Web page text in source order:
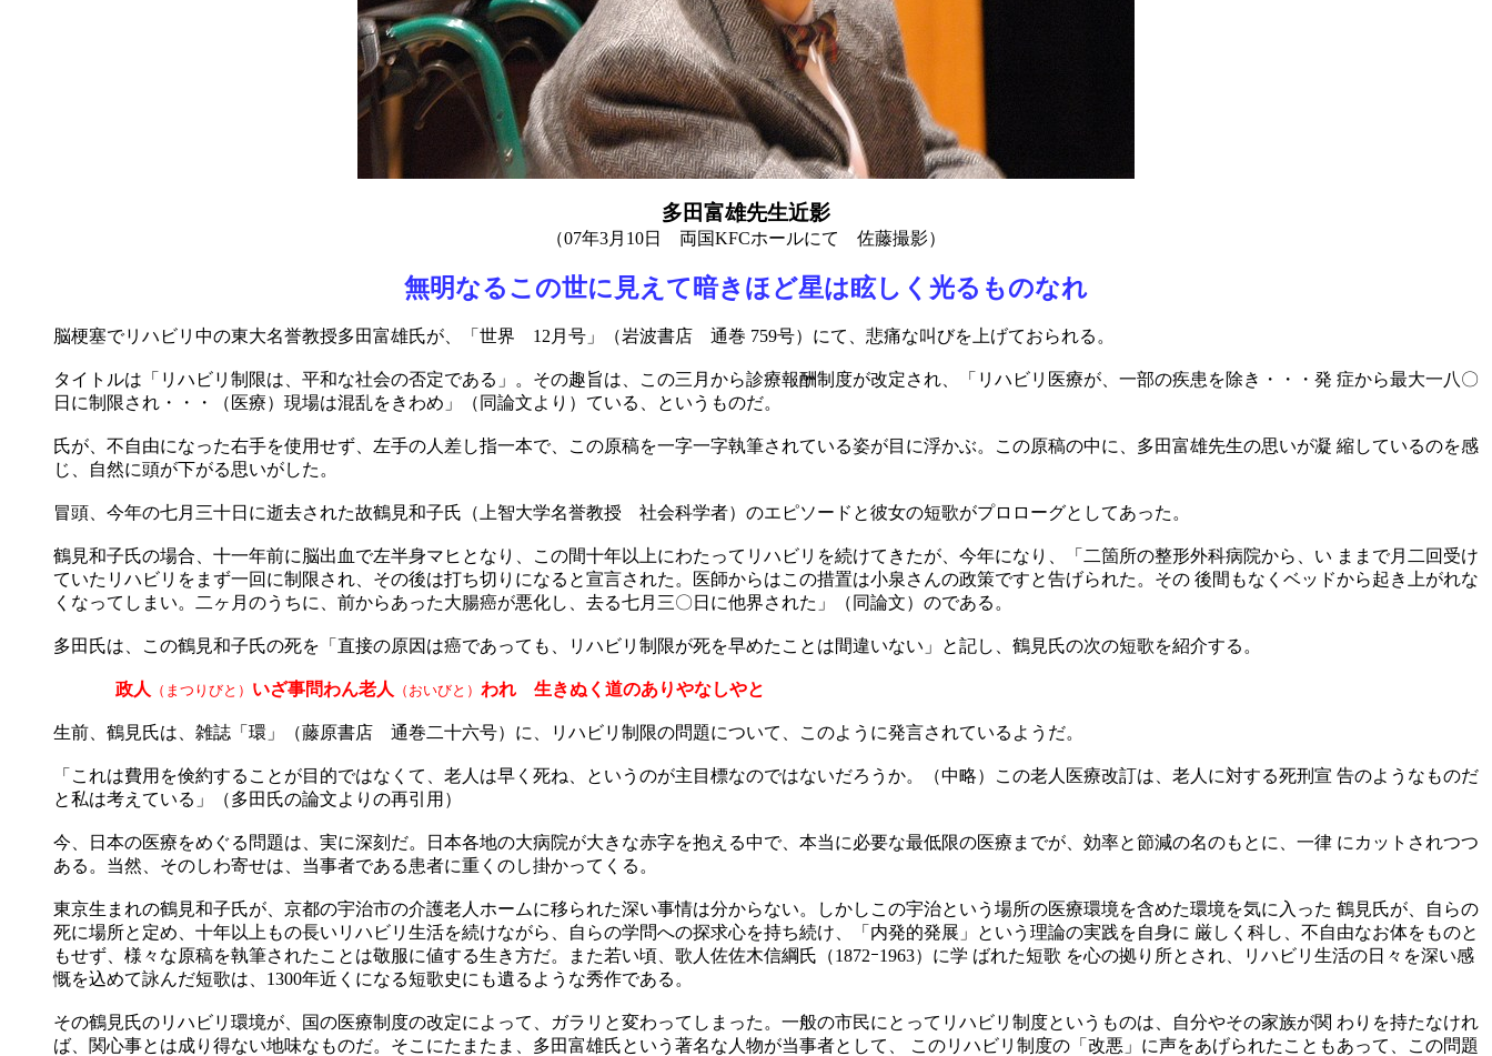
多田富雄先生近影
（07年3月10日 両国KFCホールにて 佐藤撮影）
無明なるこの世に見えて暗きほど星は眩しく光るものなれ
脳梗塞でリハビリ中の東大名誉教授多田富雄氏が、「世界 12月号」（岩波書店 通巻 759号）にて、悲痛な叫びを上げておられる。
タイトルは「リハビリ制限は、平和な社会の否定である」。その趣旨は、この三月から診療報酬制度が改定され、「リハビリ医療が、一部の疾患を除き・・・発 症から最大一八〇
日に制限され・・・（医療）現場は混乱をきわめ」（同論文より）ている、というものだ。
氏が、不自由になった右手を使用せず、左手の人差し指一本で、この原稿を一字一字執筆されている姿が目に浮かぶ。この原稿の中に、多田富雄先生の思いが凝 縮しているのを感
じ、自然に頭が下がる思いがした。
冒頭、今年の七月三十日に逝去された故鶴見和子氏（上智大学名誉教授 社会科学者）のエピソードと彼女の短歌がプロローグとしてあった。
鶴見和子氏の場合、十一年前に脳出血で左半身マヒとなり、この間十年以上にわたってリハビリを続けてきたが、今年になり、「二箇所の整形外科病院から、い ままで月二回受け
ていたリハビリをまず一回に制限され、その後は打ち切りになると宣言された。医師からはこの措置は小泉さんの政策ですと告げられた。その 後間もなくベッドから起き上がれな
くなってしまい。二ヶ月のうちに、前からあった大腸癌が悪化し、去る七月三〇日に他界された」（同論文）のである。
多田氏は、この鶴見和子氏の死を「直接の原因は癌であっても、リハビリ制限が死を早めたことは間違いない」と記し、鶴見氏の次の短歌を紹介する。
政人 （まつりびと） いざ事問わん老人 （おいびと） われ 生きぬく道のありやなしやと
生前、鶴見氏は、雑誌「環」（藤原書店 通巻二十六号）に、リハビリ制限の問題について、このように発言されているようだ。
「これは費用を倹約することが目的ではなくて、老人は早く死ね、というのが主目標なのではないだろうか。（中略）この老人医療改訂は、老人に対する死刑宣 告のようなものだ
と私は考えている」（多田氏の論文よりの再引用）
今、日本の医療をめぐる問題は、実に深刻だ。日本各地の大病院が大きな赤字を抱える中で、本当に必要な最低限の医療までが、効率と節減の名のもとに、一律 にカットされつつ
ある。当然、そのしわ寄せは、当事者である患者に重くのし掛かってくる。
東京生まれの鶴見和子氏が、京都の宇治市の介護老人ホームに移られた深い事情は分からない。しかしこの宇治という場所の医療環境を含めた環境を気に入った 鶴見氏が、自らの
死に場所と定め、十年以上もの長いリハビリ生活を続けながら、自らの学問への探求心を持ち続け、「内発的発展」という理論の実践を自身に 厳しく科し、不自由なお体をものと
もせず、様々な原稿を執筆されたことは敬服に値する生き方だ。また若い頃、歌人佐佐木信綱氏（1872ｰ1963）に学 ばれた短歌 を心の拠り所とされ、リハビリ生活の日々を深い感
慨を込めて詠んだ短歌は、1300年近くになる短歌史にも遺るような秀作である。
その鶴見氏のリハビリ環境が、国の医療制度の改定によって、ガラリと変わってしまった。一般の市民にとってリハビリ制度というものは、自分やその家族が関 わりを持たなけれ
ば、関心事とは成り得ない地味なものだ。そこにたまたま、多田富雄氏という著名な人物が当事者として、 このリハビリ制度の「改悪」に声をあげられたこともあって、この問題